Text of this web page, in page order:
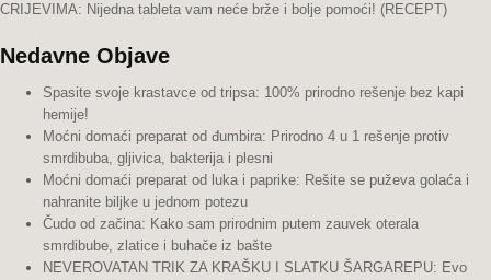
CRIJEVIMA: Nijedna tableta vam neće brže i bolje pomoći! (RECEPT)
Nedavne Objave
Spasite svoje krastavce od tripsa: 100% prirodno rešenje bez kapi
hemije!
Moćni domaći preparat od đumbira: Prirodno 4 u 1 rešenje protiv
smrdibuba, gljivica, bakterija i plesni
Moćni domaći preparat od luka i paprike: Rešite se puževa golaća i
nahranite biljke u jednom potezu
Čudo od začina: Kako sam prirodnim putem zauvek oterala
smrdibube, zlatice i buhače iz bašte
NEVEROVATAN TRIK ZA KRAŠKU I SLATKU ŠARGAREPU: Evo